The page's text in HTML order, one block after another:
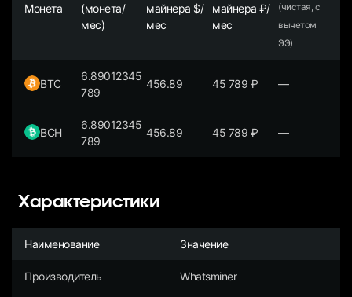
Монета
(монета/
мес)
майнера $/
мес
майнера ₽/
мес
(чистая, с
вычетом
ЭЭ)
BTC
6.89012345
789
456.89 45 789 ₽ —
BCH
6.89012345
789
456.89 45 789 ₽ —
Характеристики
Наименование Значение
Производитель Whatsminer